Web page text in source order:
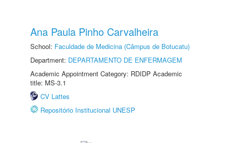
Ana Paula Pinho Carvalheira
School: Faculdade de Medicina (Câmpus de Botucatu)
Department: DEPARTAMENTO DE ENFERMAGEM
Academic Appointment Category: RDIDP Academic
title: MS-3.1
CV Lattes
Repositório Institucional UNESP